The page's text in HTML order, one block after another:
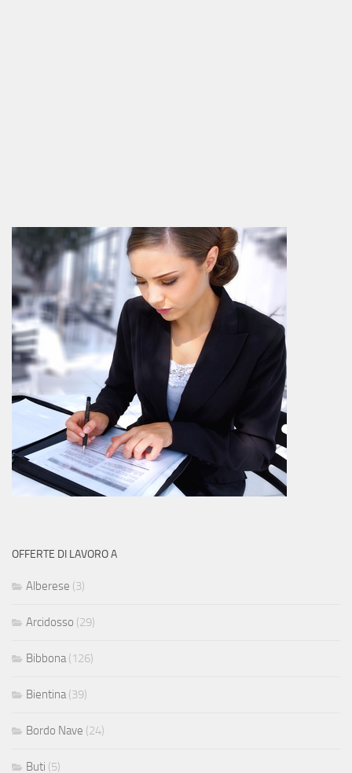
OFFERTE DI LAVORO A
Alberese (3)
Arcidosso (29)
Bibbona (126)
Bientina (39)
Bordo Nave (24)
Buti (5)